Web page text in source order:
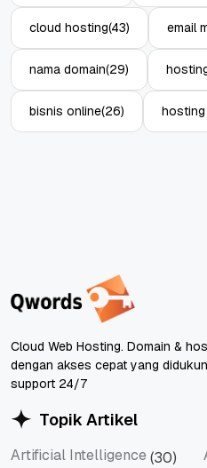
cloud hosting(43) email
nama domain(29)
bisnis online(26)
Cloud Web Hosting. Domain &
dengan akses cepat yang
support 24/7
Topik Artikel
Artificial Intelligence (30)